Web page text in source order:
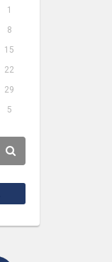
1
8
15
22
29
5